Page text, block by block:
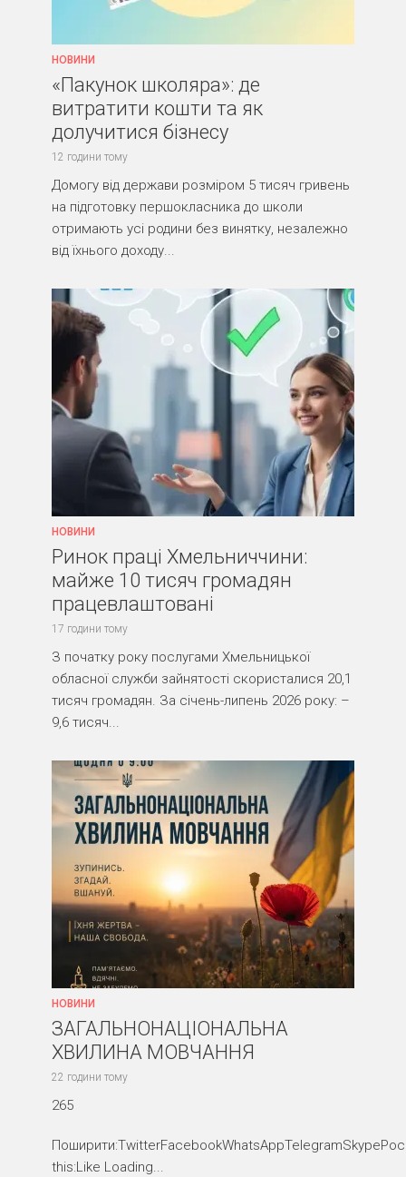
НОВИНИ
«Пакунок школяра»: де
витратити кошти та як
долучитися бізнесу
12 години тому
Домогу від держави розміром 5 тисяч гривень
на підготовку першокласника до школи
отримають усі родини без винятку, незалежно
від їхнього доходу...
НОВИНИ
Ринок праці Хмельниччини:
майже 10 тисяч громадян
працевлаштовані
17 години тому
З початку року послугами Хмельницької
обласної служби зайнятості скористалися 20,1
тисяч громадян. За січень-липень 2026 року: –
9,6 тисяч...
НОВИНИ
ЗАГАЛЬНОНАЦІОНАЛЬНА
ХВИЛИНА МОВЧАННЯ
22 години тому
265
this:Like Loading...